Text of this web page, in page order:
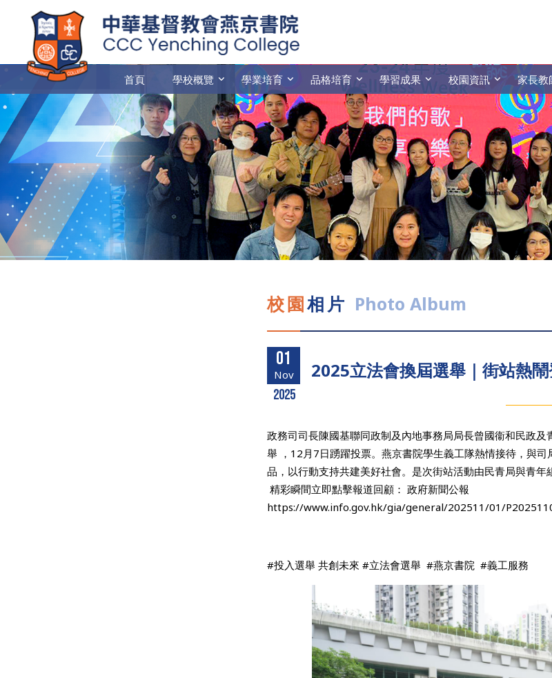
首頁 學校概覽 學業培育 品格培育 學習成果 校園資訊 家長教
校園相片 Photo Album
01
Nov
2025
2025立法會換屆選舉｜街站熱
政務司司長陳國基聯同政制及內地事務局局長曾國衞和民政
舉 ，12月7日踴躍投票。燕京書院學生義工隊熱情接待，與
品，以行動支持共建美好社會。是次街站活動由民青局與青年
精彩瞬間立即點擊報道回顧： 政府新聞公報
https://www.info.gov.hk/gia/general/202511/01/
#投入選舉 共創未來 #立法會選舉 #燕京書院 #義工服務